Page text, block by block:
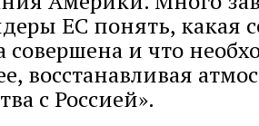
ЕС понять, какая
и что
восстанавливая
с Россией».